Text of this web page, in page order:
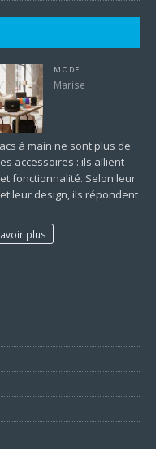
MODE
Marise
à main ne sont plus de
accessoires : ils allient
fonctionnalité. Selon leur
leur design, ils répondent
plus